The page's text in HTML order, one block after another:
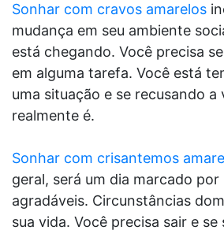
Sonhar com cravos amarelos
mudança em seu ambiente
está chegando. Você precisa
em alguma tarefa. Você está
uma situação e se recusando a
realmente é.
Sonhar com crisantemos
geral, será um dia marcado
agradáveis. Circunstâncias
sua vida. Você precisa sair e se